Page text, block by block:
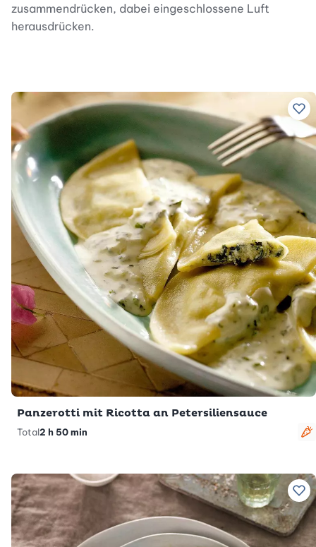
zusammendrücken, dabei eingeschlossene Luft
herausdrücken.
Zu
Panzerotti mit Ricotta an Petersiliensauce
Total2 h 50 min
Zu